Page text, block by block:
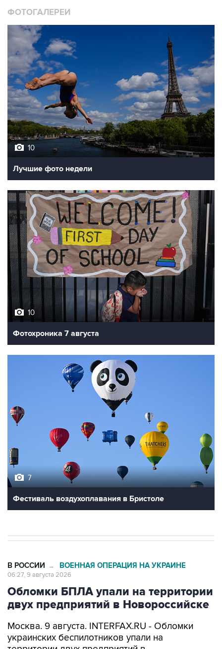
ФОТОГАЛЕРЕИ
10
Лучшие фото недели
10
Фотохроника 7 августа
7
Фестиваль воздухоплавания в Бристоле
В РОССИИ → ВОЕННАЯ ОПЕРАЦИЯ НА УКРАИНЕ
06:27, 9 августа 2026
Обломки БПЛА упали на территории
двух предприятий в Новороссийске
Москва. 9 августа. INTERFAX.RU - Обломки
украинских беспилотников упали на